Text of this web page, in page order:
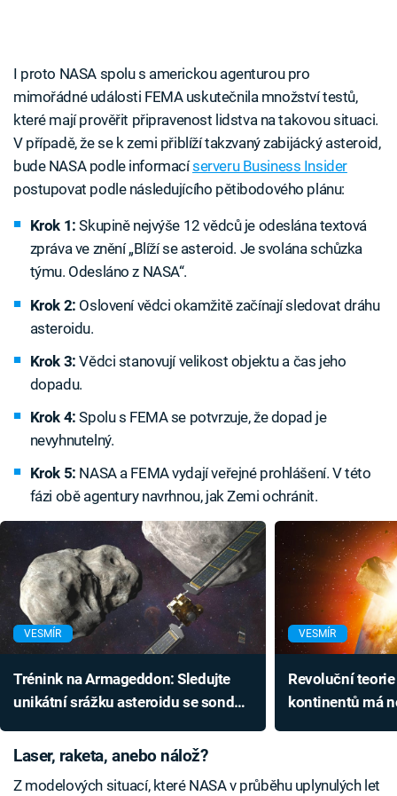
I proto NASA spolu s americkou agenturou pro
mimořádné události FEMA uskutečnila množství testů,
které mají prověřit připravenost lidstva na takovou situaci.
V případě, že se k zemi přiblíží takzvaný zabijácký asteroid,
bude NASA podle informacíserveru Business Insider
postupovat podle následujícího pětibodového plánu:
Krok 1: Skupině nejvýše 12 vědců je odeslána textová
zpráva ve znění „Blíží se asteroid. Je svolána schůzka
týmu. Odesláno z NASA“.
Krok 2: Oslovení vědci okamžitě začínají sledovat dráhu
asteroidu.
Krok 3: Vědci stanovují velikost objektu a čas jeho
dopadu.
Krok 4: Spolu s FEMA se potvrzuje, že dopad je
nevyhnutelný.
Krok 5: NASA a FEMA vydají veřejné prohlášení. V této
fázi obě agentury navrhnou, jak Zemi ochránit.
VESMÍR
Trénink na Armageddon: Sledujte
unikátní srážku asteroidu se sondou
VESMÍR
Revoluční
kontinentů má
Laser, raketa, anebo nálož?
Z modelových situací, které NASA v průběhu uplynulých let